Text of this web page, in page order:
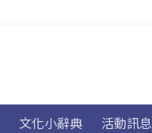
文化小辭典 活動訊息